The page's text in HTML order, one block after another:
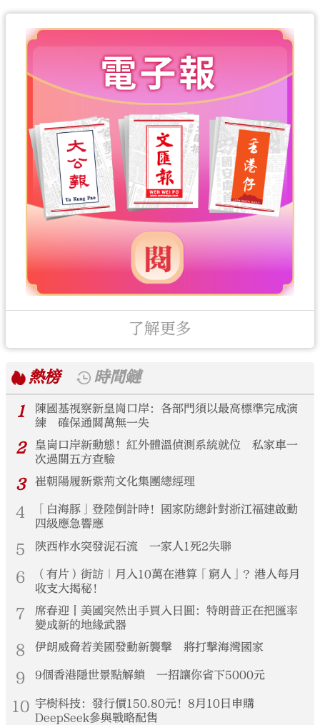
了解更多
熱榜
時間鏈
1
陳國基視察新皇崗口岸：各部門須以最高標準完成演
練 確保通關萬無一失
2
皇崗口岸新動態！紅外體溫偵測系統就位 私家車一
次過關五方查驗
3 崔朝陽履新紫荊文化集團總經理
4
「白海豚」登陸倒計時！國家防總針對浙江福建啟動
四級應急響應
5 陝西柞水突發泥石流 一家人1死2失聯
6
（有片）街訪｜月入10萬在港算「窮人」？港人每月
收支大揭秘！
7
席春迎丨美國突然出手買入日圓：特朗普正在把匯率
變成新的地緣武器
8 伊朗威脅若美國發動新襲擊 將打擊海灣國家
9 9個香港隱世景點解鎖 一招讓你省下5000元
10 宇樹科技：發行價150.80元！8月10日申購
DeepSeek參與戰略配售